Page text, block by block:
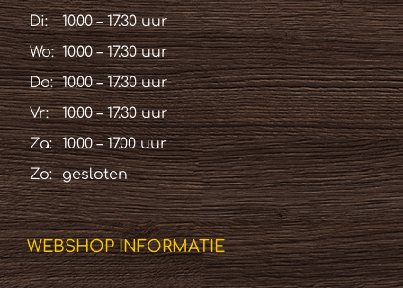
Di:
10.00 – 17.30 uur
Wo: 10.00 – 17.30 uur
Do: 10.00 – 17.30 uur
Vr:
10.00 – 17.30 uur
Za:
10.00 – 17.00 uur
Zo:
gesloten
WEBSHOP INFORMATIE